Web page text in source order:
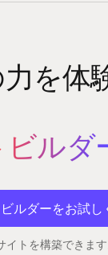
を体
ビルダ
ルダーをお試し
トを構築できます